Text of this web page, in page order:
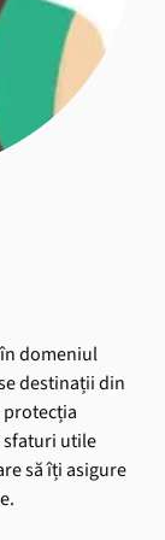
domeniul
destinații din
protecția
sfaturi utile
să îți asigure